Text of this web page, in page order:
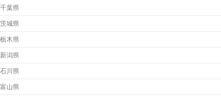
千葉県
茨城県
栃木県
新潟県
石川県
富山県